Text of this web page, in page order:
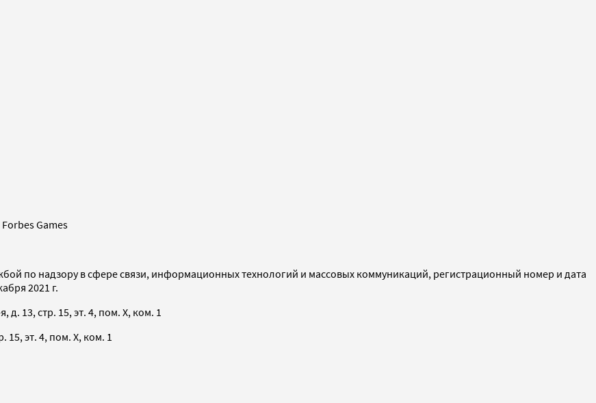
Games
по надзору в сфере связи, информационных технологий и массовых коммуникаций, регистрационный номер и дата
2021 г.
д. 13, стр. 15, эт. 4, пом. X, ком. 1
15, эт. 4, пом. X, ком. 1